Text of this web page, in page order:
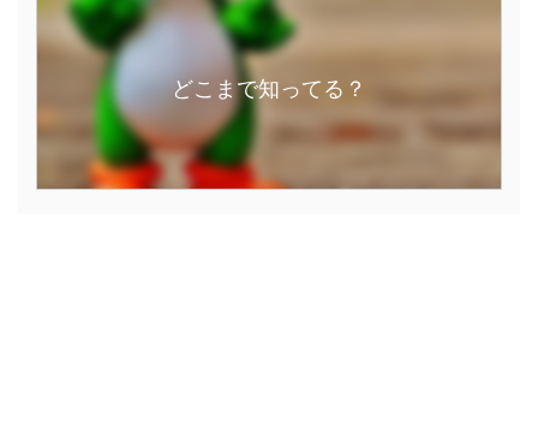
どこまで知ってる？